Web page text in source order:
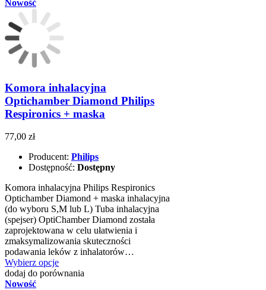
Nowość
Komora inhalacyjna
Optichamber Diamond Philips
Respironics + maska
77,00 zł
Producent: Philips
Dostępność: Dostępny
Komora inhalacyjna Philips Respironics
Optichamber Diamond + maska inhalacyjna
(do wyboru S,M lub L) Tuba inhalacyjna
(spejser) OptiChamber Diamond została
zaprojektowana w celu ułatwienia i
zmaksymalizowania skuteczności
podawania leków z inhalatorów…
Wybierz opcje
dodaj do porównania
Nowość